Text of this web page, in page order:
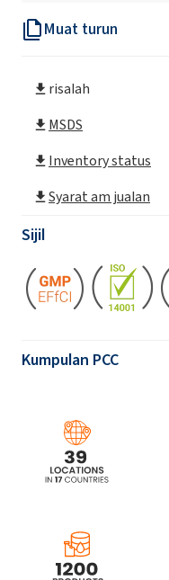
Muat turun
risalah
MSDS
Inventory status
Syarat am jualan
Sijil
Kumpulan PCC
POLIkol
POLIkol 300
POLIkol
POLIkol
POLIkol 800